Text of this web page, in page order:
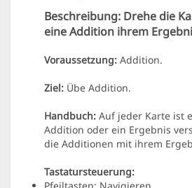
Beschreibung: Drehe die
eine Addition ihrem
Voraussetzung: Addition.
Ziel: Übe Addition.
Handbuch: Auf jeder Karte ist
Addition oder ein Ergebnis
die Additionen mit ihrem
Tastatursteuerung: